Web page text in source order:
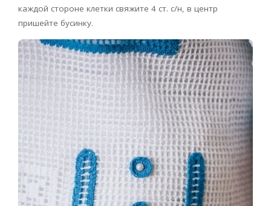
каждой стороне клетки свяжите 4 ст. с/н, в центр
пришейте бусинку.